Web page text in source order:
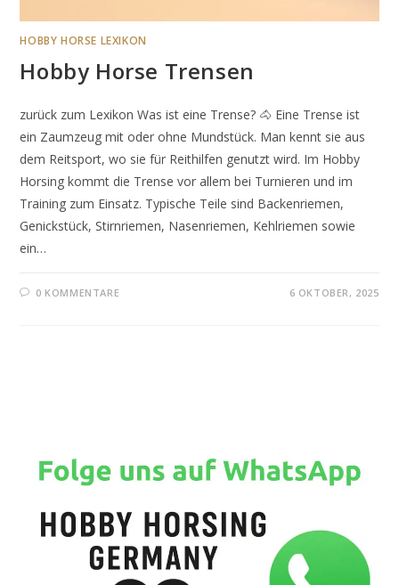
HOBBY HORSE LEXIKON
Hobby Horse Trensen
zurück zum Lexikon Was ist eine Trense? 🐴 Eine Trense ist
ein Zaumzeug mit oder ohne Mundstück. Man kennt sie aus
dem Reitsport, wo sie für Reithilfen genutzt wird. Im Hobby
Horsing kommt die Trense vor allem bei Turnieren und im
Training zum Einsatz. Typische Teile sind Backenriemen,
Genickstück, Stirnriemen, Nasenriemen, Kehlriemen sowie
ein…
0 KOMMENTARE 6 OKTOBER, 2025